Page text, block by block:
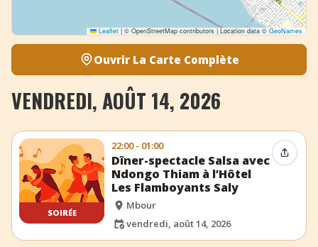
Leaflet | © OpenStreetMap contributors | Location data © GeoNames
Ouvrir La Carte Complète
VENDREDI, AOÛT 14, 2026
SOIRÉE
22:00 - 01:00
Dîner-spectacle Salsa avec
Ndongo Thiam à l’Hôtel
Les Flamboyants Saly
Mbour
vendredi, août 14, 2026